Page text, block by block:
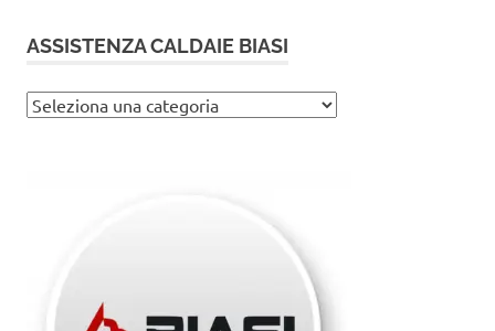
ASSISTENZA CALDAIE BIASI
Assistenza